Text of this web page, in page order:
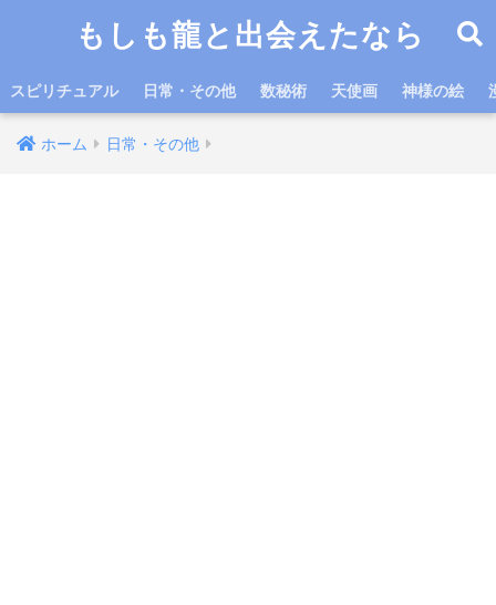
もしも龍と出会えたなら
スピリチュアル 日常・その他 数秘術 天使画 神様の絵
ホーム 日常・その他